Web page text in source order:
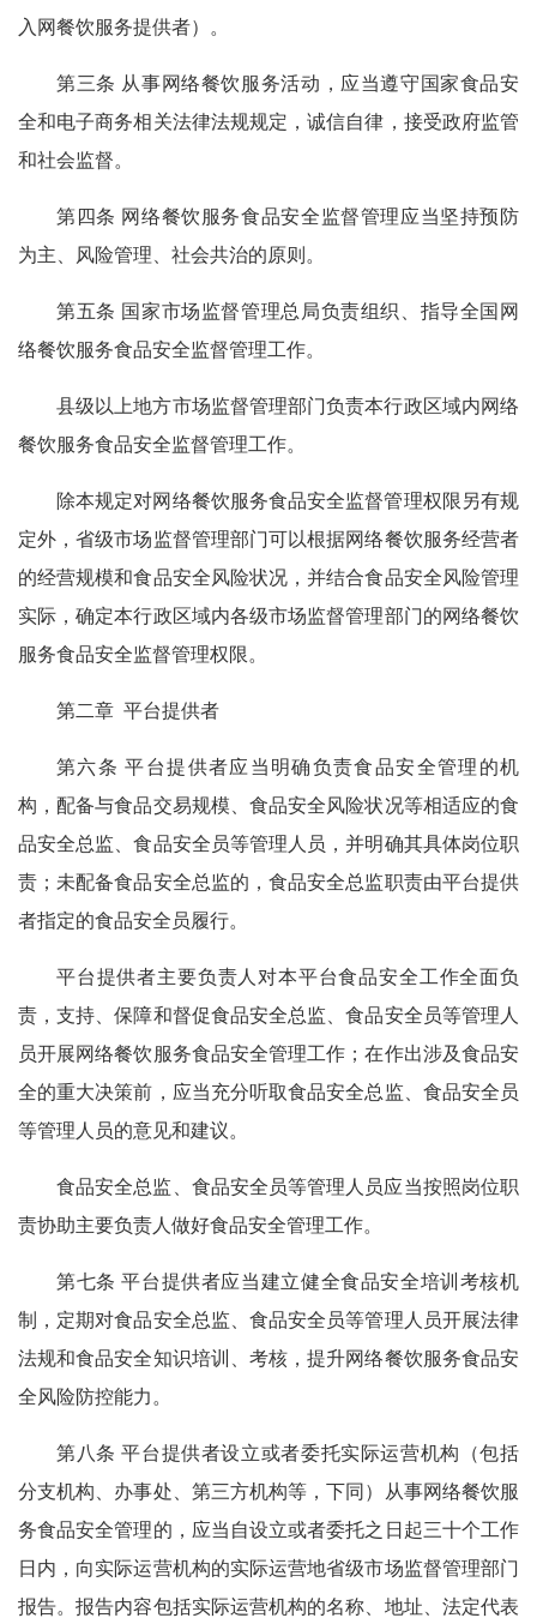
入网餐饮服务提供者）。
第三条 从事网络餐饮服务活动，应当遵守国家食品安
全和电子商务相关法律法规规定，诚信自律，接受政府监管
和社会监督。
第四条 网络餐饮服务食品安全监督管理应当坚持预防
为主、风险管理、社会共治的原则。
第五条 国家市场监督管理总局负责组织、指导全国网
络餐饮服务食品安全监督管理工作。
县级以上地方市场监督管理部门负责本行政区域内网络
餐饮服务食品安全监督管理工作。
除本规定对网络餐饮服务食品安全监督管理权限另有规
定外，省级市场监督管理部门可以根据网络餐饮服务经营者
的经营规模和食品安全风险状况，并结合食品安全风险管理
实际，确定本行政区域内各级市场监督管理部门的网络餐饮
服务食品安全监督管理权限。
第二章 平台提供者
第六条 平台提供者应当明确负责食品安全管理的机
构，配备与食品交易规模、食品安全风险状况等相适应的食
品安全总监、食品安全员等管理人员，并明确其具体岗位职
责；未配备食品安全总监的，食品安全总监职责由平台提供
者指定的食品安全员履行。
平台提供者主要负责人对本平台食品安全工作全面负
责，支持、保障和督促食品安全总监、食品安全员等管理人
员开展网络餐饮服务食品安全管理工作；在作出涉及食品安
全的重大决策前，应当充分听取食品安全总监、食品安全员
等管理人员的意见和建议。
食品安全总监、食品安全员等管理人员应当按照岗位职
责协助主要负责人做好食品安全管理工作。
第七条 平台提供者应当建立健全食品安全培训考核机
制，定期对食品安全总监、食品安全员等管理人员开展法律
法规和食品安全知识培训、考核，提升网络餐饮服务食品安
全风险防控能力。
第八条 平台提供者设立或者委托实际运营机构（包括
分支机构、办事处、第三方机构等，下同）从事网络餐饮服
务食品安全管理的，应当自设立或者委托之日起三十个工作
日内，向实际运营机构的实际运营地省级市场监督管理部门
报告。报告内容包括实际运营机构的名称、地址、法定代表